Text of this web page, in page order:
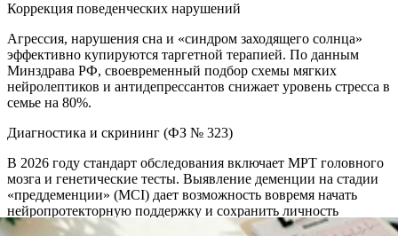
Коррекция поведенческих нарушений
Агрессия, нарушения сна и «синдром заходящего солнца»
эффективно купируются таргетной терапией. По данным
Минздрава РФ, своевременный подбор схемы мягких
нейролептиков и антидепрессантов снижает уровень стресса в
семье на 80%.
Диагностика и скрининг (ФЗ № 323)
В 2026 году стандарт обследования включает МРТ головного
мозга и генетические тесты. Выявление деменции на стадии
«преддеменции» (MCI) дает возможность вовремя начать
нейропротекторную поддержку и сохранить личность
человека.